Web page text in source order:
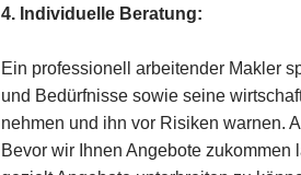
4. Individuelle Beratung:
Ein professionell arbeitender Makler
und Bedürfnisse sowie seine
nehmen und ihn vor Risiken warnen.
Bevor wir Ihnen Angebote